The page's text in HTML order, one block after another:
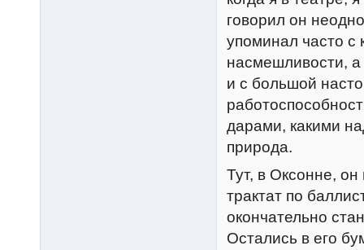
говорил он
упоминал часто с
насмешливости,
и с большой
дарами, какими
природа.
Тут, в Оксонне,
трактат по
окончательно
Остались в его